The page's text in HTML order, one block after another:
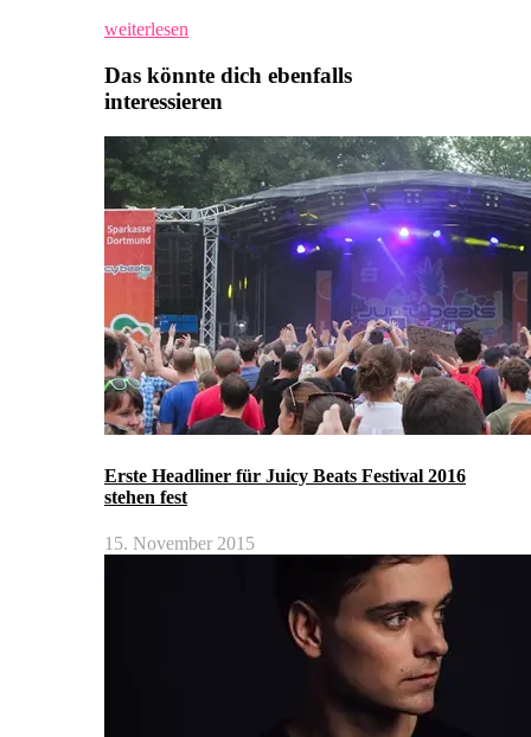
weiterlesen
Das könnte dich ebenfalls
interessieren
Erste Headliner für Juicy Beats Festival 2016
stehen fest
15. November 2015